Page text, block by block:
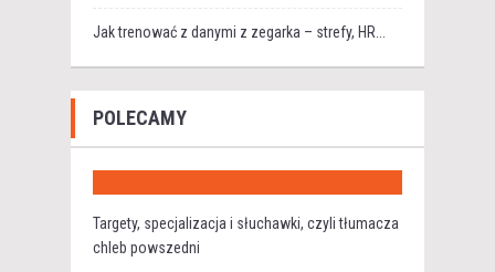
Jak trenować z danymi z zegarka – strefy, HR...
POLECAMY
Targety, specjalizacja i słuchawki, czyli tłumacza
chleb powszedni